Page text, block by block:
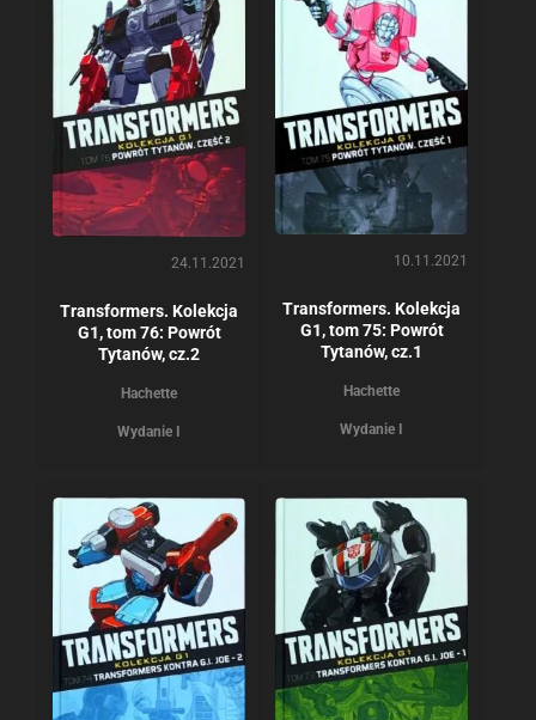
24.11.2021
Transformers. Kolekcja
G1, tom 76: Powrót
Tytanów, cz.2
Hachette
Wydanie I
10.11.2021
Transformers. Kolekcja
G1, tom 75: Powrót
Tytanów, cz.1
Hachette
Wydanie I